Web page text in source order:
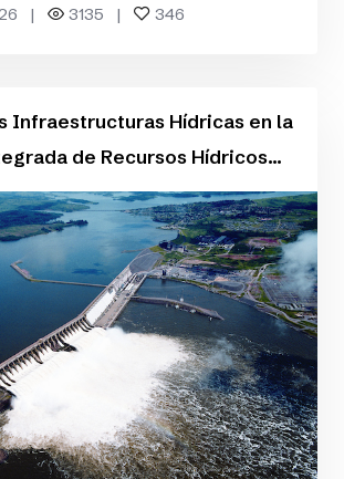
| 3135 | 346
Infraestructuras Hídricas en la
de Recursos Hídricos...